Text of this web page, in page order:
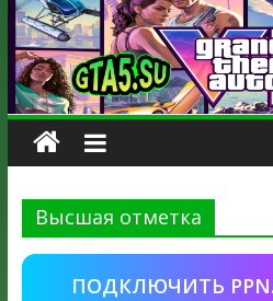
Высшая отметка
ПОДКЛЮЧИТЬ